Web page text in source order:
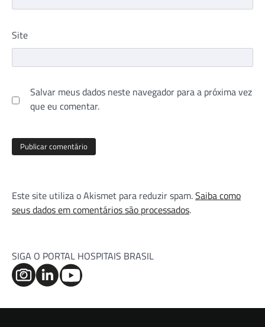
Site
Salvar meus dados neste navegador para a próxima vez
que eu comentar.
Este site utiliza o Akismet para reduzir spam.Saiba como
seus dados em comentários são processados.
SIGA O PORTAL HOSPITAIS BRASIL